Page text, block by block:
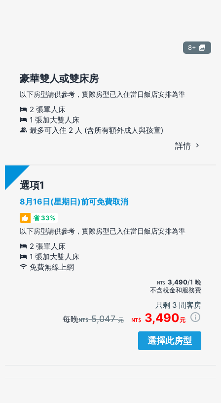
8+
豪華雙人或雙床房
以下房型請供參考，實際房型已入住當日飯店安排為準
2 張單人床
1 張加大雙人床
最多可入住 2 人 (含所有額外成人與孩童)
詳情
選項
8月16日(星期日)前可免費取消
省 33%
以下房型請供參考，實際房型已入住當日飯店安排為準
2 張單人床
1 張加大雙人床
免費無線上網
3,490/1 晚
不含稅金和服務費
只剩 3 間客房
每晚 5,047元 3,490元
選擇此房型